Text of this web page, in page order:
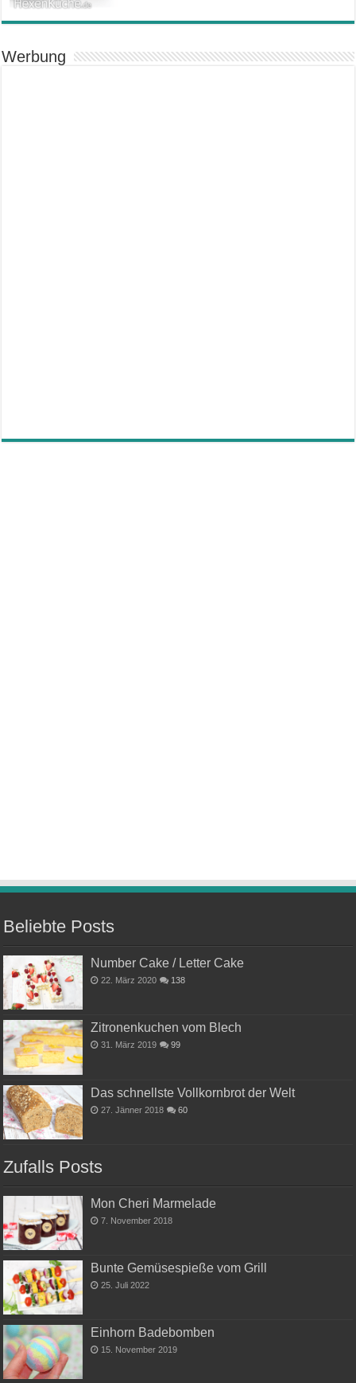
Werbung
Beliebte Posts
Number Cake / Letter Cake
22. März 2020 138
Zitronenkuchen vom Blech
31. März 2019 99
Das schnellste Vollkornbrot der Welt
27. Jänner 2018 60
Zufalls Posts
Mon Cheri Marmelade
7. November 2018
Bunte Gemüsespieße vom Grill
25. Juli 2022
Einhorn Badebomben
15. November 2019